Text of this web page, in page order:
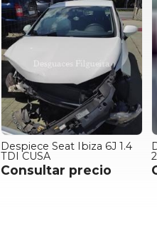
Despiece Seat Ibiza 6J 1.4
TDI CUSA
Consultar precio